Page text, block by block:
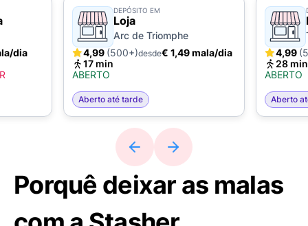
dia
DEPÓSITO EM
Loja
Arc de Triomphe
4,99 (500+)desde€ 1,49 mala/dia
17 min
ABERTO
Aberto até tarde
4,99
28 min
ABERTO
Aberto
Porquê deixar as malas